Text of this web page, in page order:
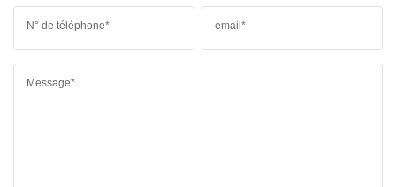
N° de téléphone* email*
Message*